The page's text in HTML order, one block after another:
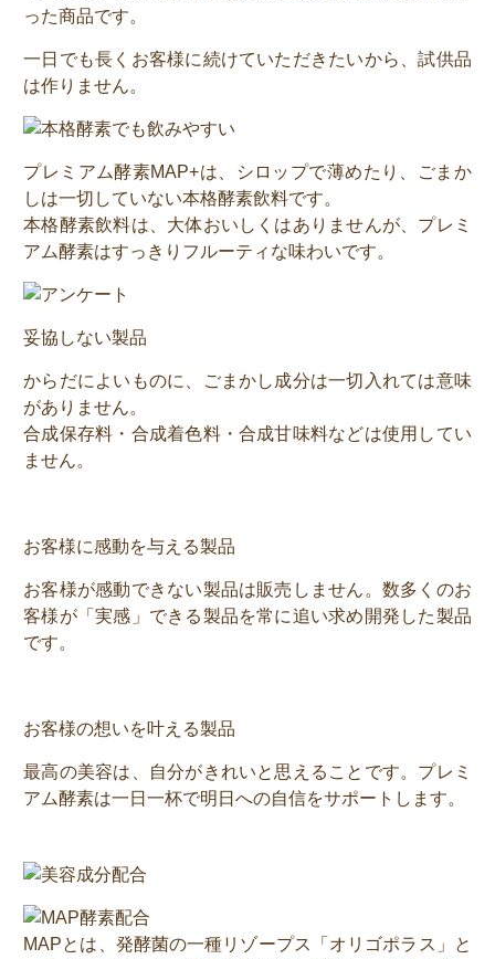
った商品です。
一日でも長くお客様に続けていただきたいから、試供品
は作りません。
プレミアム酵素MAP+は、シロップで薄めたり、ごまか
しは一切していない本格酵素飲料です。
本格酵素飲料は、大体おいしくはありませんが、プレミ
アム酵素はすっきりフルーティな味わいです。
妥協しない製品
からだによいものに、ごまかし成分は一切入れては意味
がありません。
合成保存料・合成着色料・合成甘味料などは使用してい
ません。
お客様に感動を与える製品
お客様が感動できない製品は販売しません。数多くのお
客様が「実感」できる製品を常に追い求め開発した製品
です。
お客様の想いを叶える製品
最高の美容は、自分がきれいと思えることです。プレミ
アム酵素は一日一杯で明日への自信をサポートします。
MAPとは、発酵菌の一種リゾープス「オリゴポラス」と